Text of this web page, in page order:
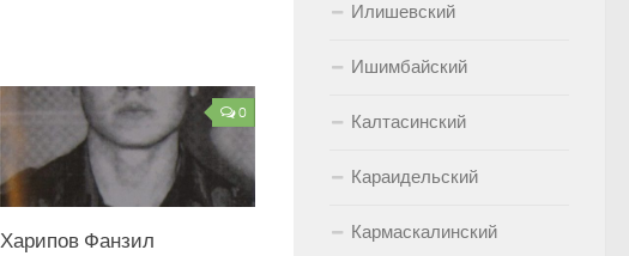
0
Харипов Фанзил
Илишевский
Ишимбайский
Калтасинский
Караидельский
Кармаскалинский